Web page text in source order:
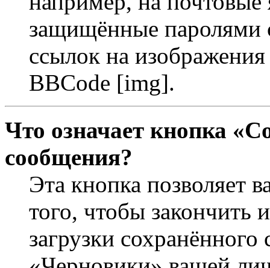
защищённые паролями
ссылок на
BBCode [img].
Что означает кнопка
сообщения?
Эта кнопка позволяет
того, чтобы закончить
загрузки